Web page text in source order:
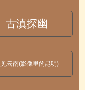
古滇探幽
云南(影像里的昆明)